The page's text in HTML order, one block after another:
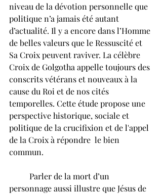
niveau de la dévotion personnelle que
politique n’a jamais été autant
d’actualité. Il y a encore dans l’Homme
de belles valeurs que le Ressuscité et
Sa Croix peuvent raviver. La célèbre
Croix de Golgotha appelle toujours des
conscrits vétérans et nouveaux à la
cause du Roi et de nos cités
temporelles. Cette étude propose une
perspective historique, sociale et
politique de la crucifixion et de l'appel
de la Croix à répondre  le bien
commun.
personnage aussi illustre que Jésus de